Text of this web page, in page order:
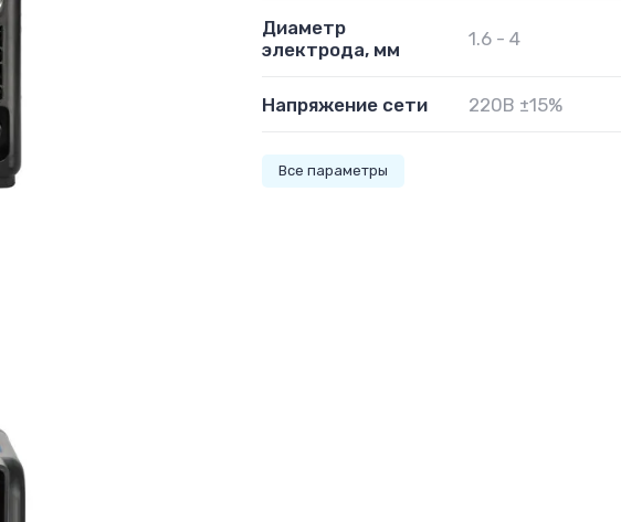
Диаметр
электрода, мм
1.6 - 4
Напряжение сети 220В ±15%
Все параметры